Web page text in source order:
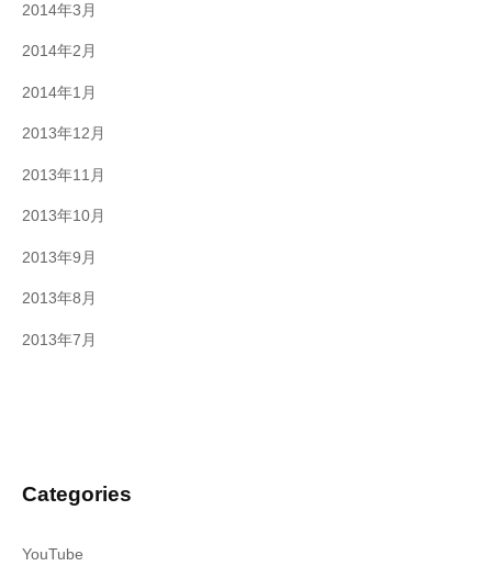
2014年3月
2014年2月
2014年1月
2013年12月
2013年11月
2013年10月
2013年9月
2013年8月
2013年7月
Categories
YouTube